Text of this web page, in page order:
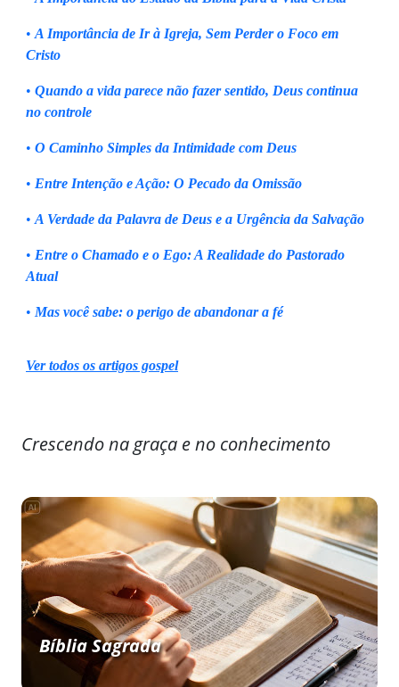
• A Importância de Ir à Igreja, Sem Perder o Foco em
Cristo
• Quando a vida parece não fazer sentido, Deus continua
no controle
• O Caminho Simples da Intimidade com Deus
• Entre Intenção e Ação: O Pecado da Omissão
• A Verdade da Palavra de Deus e a Urgência da Salvação
• Entre o Chamado e o Ego: A Realidade do Pastorado
Atual
• Mas você sabe: o perigo de abandonar a fé
Ver todos os artigos gospel
Crescendo na graça e no conhecimento
Bíblia Sagrada